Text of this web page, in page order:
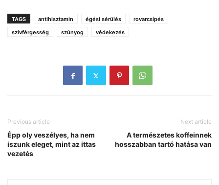
TAGS antihisztamin égési sérülés
rovarcsípés
szívférgesség
szúnyog védekezés
Previous article
Épp oly veszélyes, ha nem
iszunk eleget, mint az ittas
vezetés
Next article
A természetes koffeinnek
hosszabban tartó hatása van